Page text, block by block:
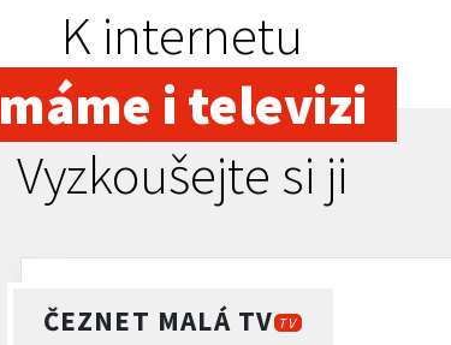
K internetu
máme i televizi
Vyzkoušejte si ji
ČEZNET MALÁ TV TV